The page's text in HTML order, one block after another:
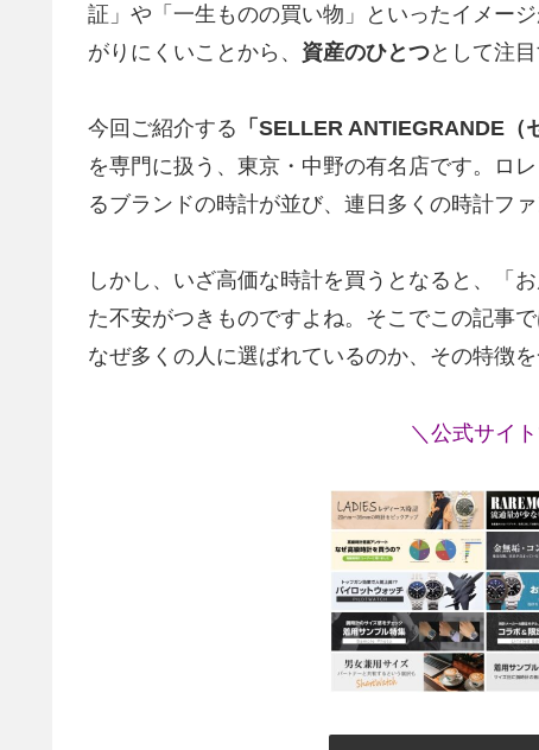
証」や「一生ものの買い物」といったイメー
がりにくいことから、 資産のひとつとして注
今回ご紹介する 「SELLER ANTIEGRANDE（
を専門に扱う、東京・中野の有名店です。ロ
るブランドの時計が並び、連日多くの時計ファ
しかし、いざ高価な時計を買うとなると、「
た不安がつきものですよね。そこでこの記事
なぜ多くの人に選ばれているのか、その特徴
＼公式サイ